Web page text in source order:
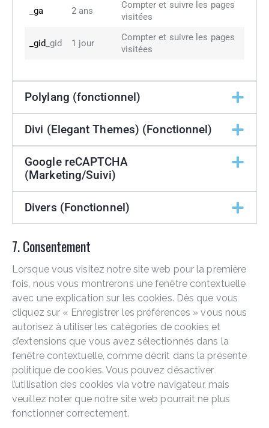
_ga 2 ans
Compter et suivre les pages
visitées
_gid _gid 1 jour
Compter et suivre les pages
visitées
Polylang (fonctionnel)
Divi (Elegant Themes) (Fonctionnel)
Google reCAPTCHA
(Marketing/Suivi)
Divers (Fonctionnel)
7. Consentement
Lorsque vous visitez notre site web pour la première
fois, nous vous montrerons une fenêtre contextuelle
avec une explication sur les cookies. Dès que vous
cliquez sur « Enregistrer les préférences » vous nous
autorisez à utiliser les catégories de cookies et
d’extensions que vous avez sélectionnés dans la
fenêtre contextuelle, comme décrit dans la présente
politique de cookies. Vous pouvez désactiver
l’utilisation des cookies via votre navigateur, mais
veuillez noter que notre site web pourrait ne plus
fonctionner correctement.